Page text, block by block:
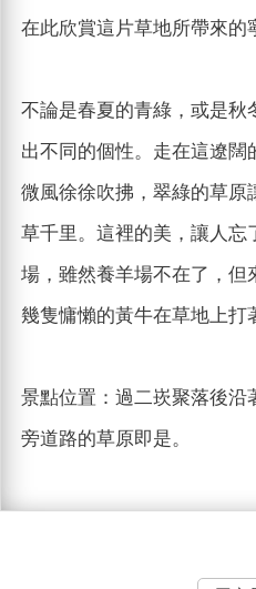
在此欣賞這片草地所帶來的
不論是春夏的青綠，或是秋
出不同的個性。走在這遼闊
微風徐徐吹拂，翠綠的草原
草千里。這裡的美，讓人忘
場，雖然養羊場不在了，但
幾隻慵懶的黃牛在草地上打
景點位置：過二崁聚落後沿
旁道路的草原即是。